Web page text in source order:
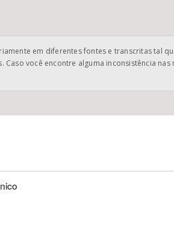
em diferentes fontes e transcritas tal
você encontre alguma inconsistência